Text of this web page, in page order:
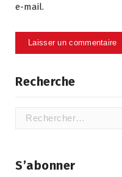
e-mail.
Recherche
Rechercher :
S’abonner